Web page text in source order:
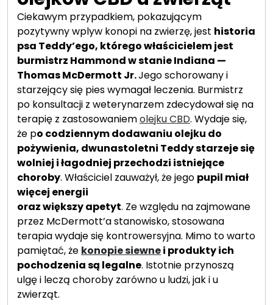
Ciekawym przypadkiem, pokazującym
pozytywny wplyw konopi na zwierzę, jest historia
psa Teddy’ego, którego właścicielem jest
burmistrz Hammond w stanie Indiana —
Thomas McDermott Jr.Jego schorowany i
starzejący się pies wymagał leczenia. Burmistrz
po konsultacji z weterynarzem zdecydował się na
terapię z zastosowaniemolejku CBD. Wydaje się,
że po codziennym dodawaniu olejku do
pożywienia, dwunastoletni Teddy starzeje się
wolniej i łagodniej przechodzi istniejące
choroby. Właściciel zauważył, że jego pupil miał
więcej energii
oraz większy apetyt. Ze względu na zajmowane
przez McDermott’a stanowisko, stosowana
terapia wydaje się kontrowersyjna. Mimo to warto
pamiętać, że konopie siewnei produkty ich
pochodzenia są legalne. Istotnie przynoszą
ulgę i leczą choroby zarówno u ludzi, jak i u
zwierząt.